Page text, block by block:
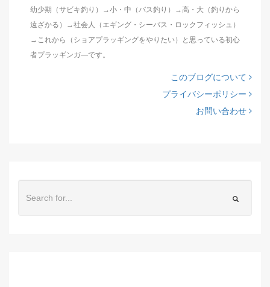
幼少期（サビキ釣り）→小・中（バス釣り）→高・大（釣りから
遠ざかる）→社会人（エギング・シーバス・ロックフィッシュ）
→これから（ショアプラッギングをやりたい）と思っている初心
者プラッギンガ―です。
このブログについて
プライバシーポリシー
お問い合わせ